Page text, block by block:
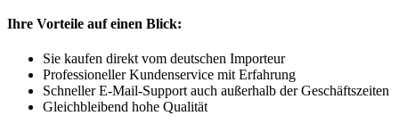
Ihre Vorteile auf einen Blick:
Sie kaufen direkt vom deutschen Importeur
Professioneller Kundenservice mit Erfahrung
Schneller E-Mail-Support auch außerhalb der Geschäftszeiten
Gleichbleibend hohe Qualität